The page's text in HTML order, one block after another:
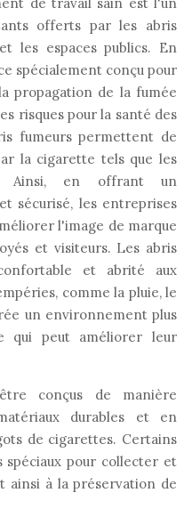
offerts par les abris
les espaces publics. En
spécialement conçu pour
propagation de la fumée
risques pour la santé des
fumeurs permettent de
la cigarette tels que les
Ainsi, en offrant un
sécurisé, les entreprises
l'image de marque
et visiteurs. Les abris
et abrité aux
comme la pluie, le
un environnement plus
qui peut améliorer leur
conçus de manière
durables et en
de cigarettes. Certains
spéciaux pour collecter et
ainsi à la préservation de